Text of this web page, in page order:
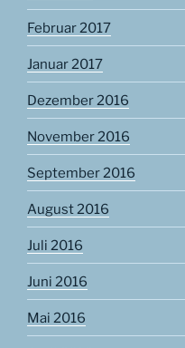
Februar 2017
Januar 2017
Dezember 2016
November 2016
September 2016
August 2016
Juli 2016
Juni 2016
Mai 2016